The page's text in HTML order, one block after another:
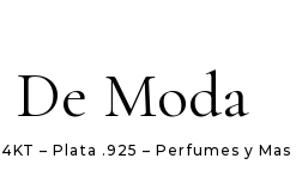
De Moda
– Plata .925 – Perfumes y Mas